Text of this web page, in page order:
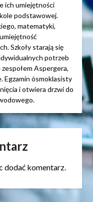
ich umiejętności
podstawowej.
matematyki,
Szkoły starają się
potrzeb
Aspergera,
Egzamin ósmoklasisty
i otwiera drzwi do
dodać komentarz.